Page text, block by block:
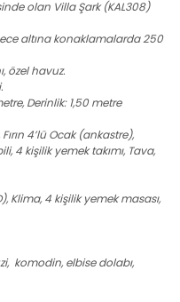
olan Villa Şark (KAL308)
altına konaklamalarda 250
özel havuz.
Derinlik: 1,50 metre
4’lü Ocak (ankastre),
4 kişilik yemek takımı, Tava,
Klima, 4 kişilik yemek masası,
komodin, elbise dolabı,